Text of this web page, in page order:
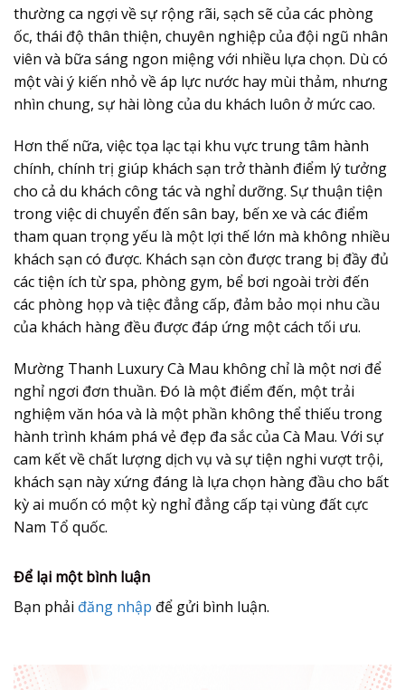
thường ca ngợi về sự rộng rãi, sạch sẽ của các phòng
ốc, thái độ thân thiện, chuyên nghiệp của đội ngũ nhân
viên và bữa sáng ngon miệng với nhiều lựa chọn. Dù có
một vài ý kiến nhỏ về áp lực nước hay mùi thảm, nhưng
nhìn chung, sự hài lòng của du khách luôn ở mức cao.
Hơn thế nữa, việc tọa lạc tại khu vực trung tâm hành
chính, chính trị giúp khách sạn trở thành điểm lý tưởng
cho cả du khách công tác và nghỉ dưỡng. Sự thuận tiện
trong việc di chuyển đến sân bay, bến xe và các điểm
tham quan trọng yếu là một lợi thế lớn mà không nhiều
khách sạn có được. Khách sạn còn được trang bị đầy đủ
các tiện ích từ spa, phòng gym, bể bơi ngoài trời đến
các phòng họp và tiệc đẳng cấp, đảm bảo mọi nhu cầu
của khách hàng đều được đáp ứng một cách tối ưu.
Mường Thanh Luxury Cà Mau không chỉ là một nơi để
nghỉ ngơi đơn thuần. Đó là một điểm đến, một trải
nghiệm văn hóa và là một phần không thể thiếu trong
hành trình khám phá vẻ đẹp đa sắc của Cà Mau. Với sự
cam kết về chất lượng dịch vụ và sự tiện nghi vượt trội,
khách sạn này xứng đáng là lựa chọn hàng đầu cho bất
kỳ ai muốn có một kỳ nghỉ đẳng cấp tại vùng đất cực
Nam Tổ quốc.
Để lại một bình luận
Bạn phải đăng nhập để gửi bình luận.